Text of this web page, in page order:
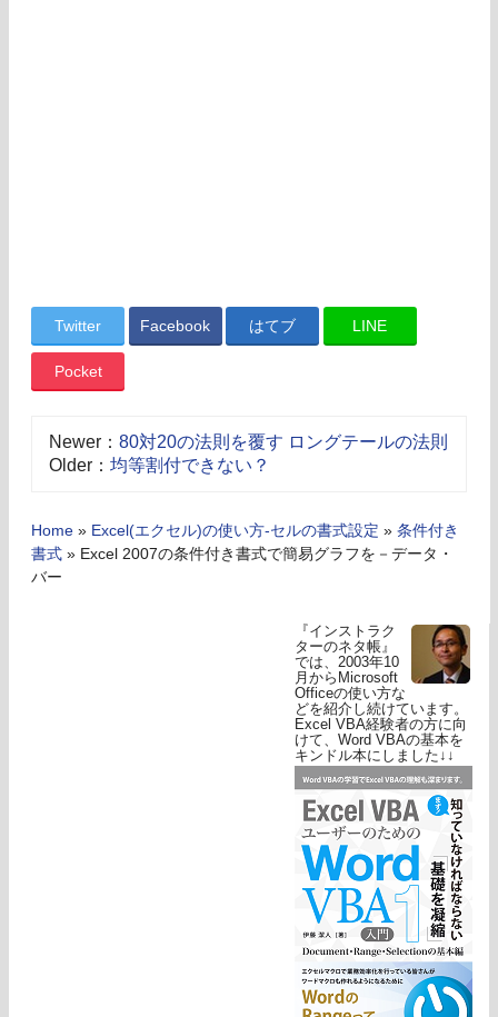
Twitter Facebook はてブ LINE
Pocket
Newer： 80対20の法則を覆す ロングテールの法則
Older： 均等割付できない？
Home » Excel(エクセル)の使い方-セルの書式設定 » 条件付き
書式 » Excel 2007の条件付き書式で簡易グラフを－データ・
バー
『インストラク
ターのネタ帳』
では、2003年10
月からMicrosoft
Officeの使い方な
どを紹介し続けています。
Excel VBA経験者の方に向
けて、Word VBAの基本を
キンドル本にしました↓↓